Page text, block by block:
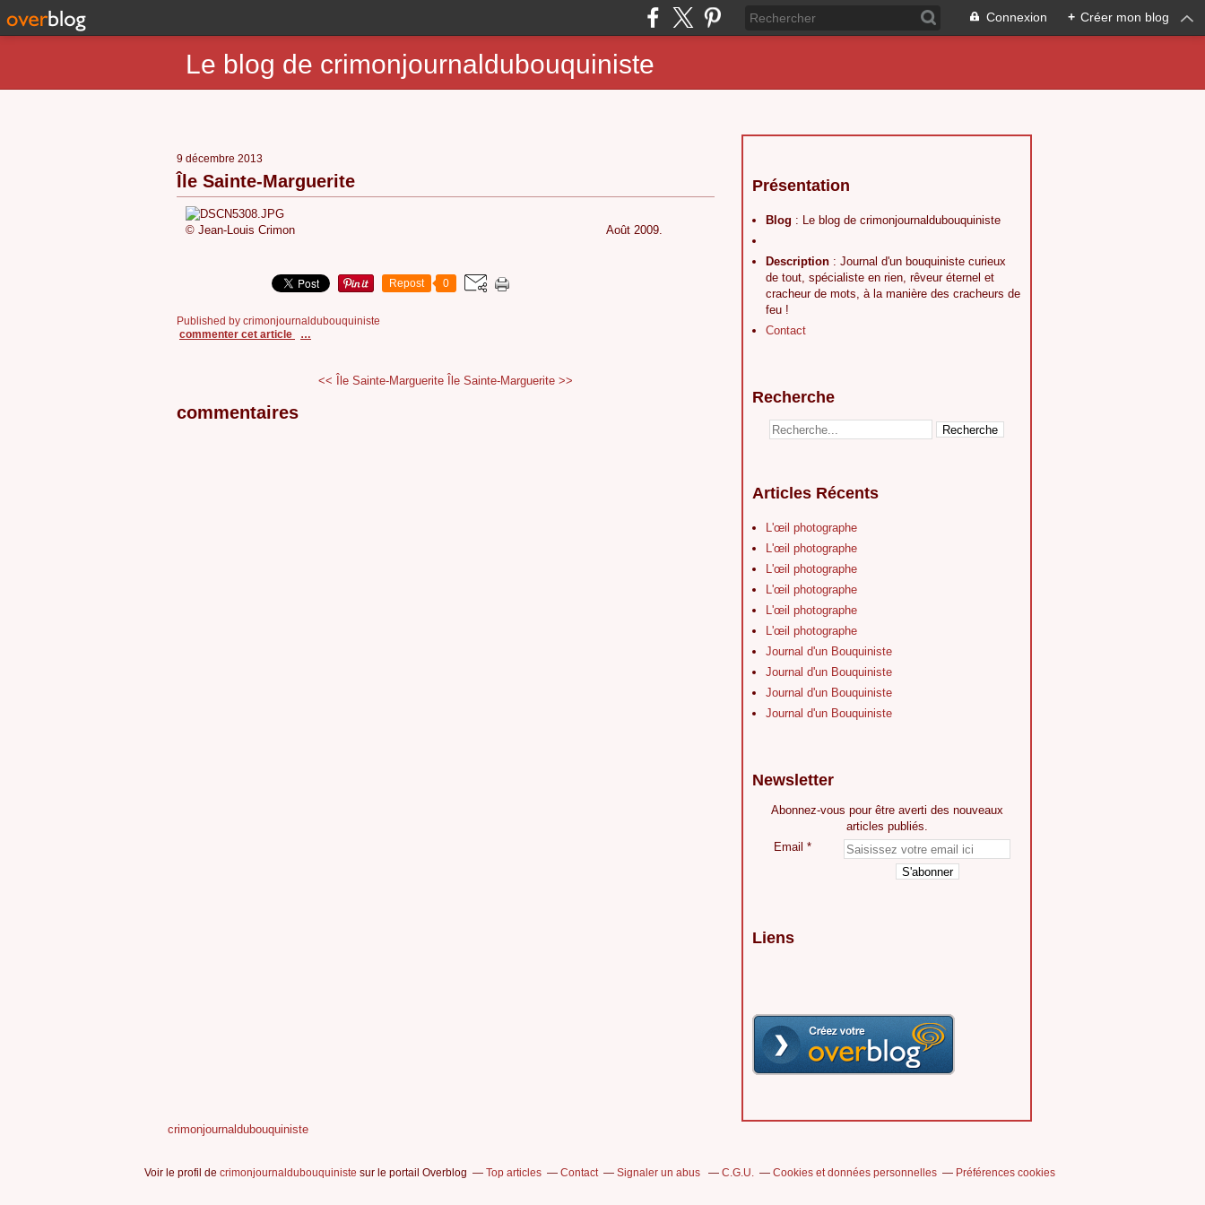
Connexion + Créer mon blog
Le blog de crimonjournaldubouquiniste
9 décembre 2013
Île Sainte-Marguerite
© Jean-Louis Crimon Août 2009.
Repost 0
Published by crimonjournaldubouquiniste
commenter cet article
…
<< Île Sainte-Marguerite Île Sainte-Marguerite >>
commentaires
Présentation
Blog : Le blog de crimonjournaldubouquiniste
Description : Journal d'un bouquiniste curieux
de tout, spécialiste en rien, rêveur éternel et
cracheur de mots, à la manière des cracheurs de
feu !
Contact
Recherche
Articles Récents
L'œil photographe
L'œil photographe
L'œil photographe
L'œil photographe
L'œil photographe
L'œil photographe
Journal d'un Bouquiniste
Journal d'un Bouquiniste
Journal d'un Bouquiniste
Journal d'un Bouquiniste
Newsletter
Abonnez-vous pour être averti des nouveaux
articles publiés.
Email
Liens
crimonjournaldubouquiniste
Voir le profil de crimonjournaldubouquiniste sur le portail Overblog Top articles Contact Signaler un abus C.G.U. Cookies et données personnelles Préférences cookies